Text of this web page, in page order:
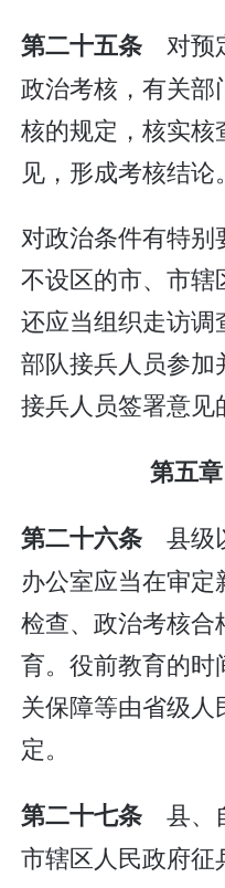
第二十五条 对预
政治考核，有关
核的规定，核实
见，形成考核结论。
对政治条件有特别
不设区的市、市
还应当组织走访
部队接兵人员参加
接兵人员签署意见
第五
第二十六条 县级
办公室应当在审
检查、政治考核
育。役前教育的时
关保障等由省级
定。
第二十七条 县、
市辖区人民政府